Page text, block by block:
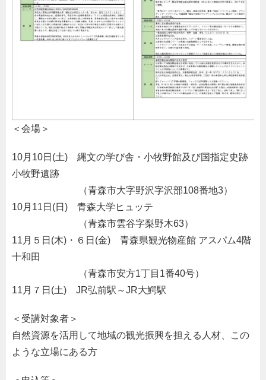
＜会場＞
10月10日(土) 縄文の学び舎・小牧野館及び国指定史跡
小牧野遺跡
（青森市大字野沢字沢部108番地3）
10月11日(日) 青森大学ヒュッテ
（青森市雲谷字梨野木63）
11月５日(木)・６日(金) 青森県観光物産館 アスパム4階
十和田
（青森市安方1丁目1番40号）
11月７日(土) JR弘前駅～JR大鰐駅
＜受講対象者＞
自然資源を活用して地域の観光振興を担える人材、この
ような立場にある方